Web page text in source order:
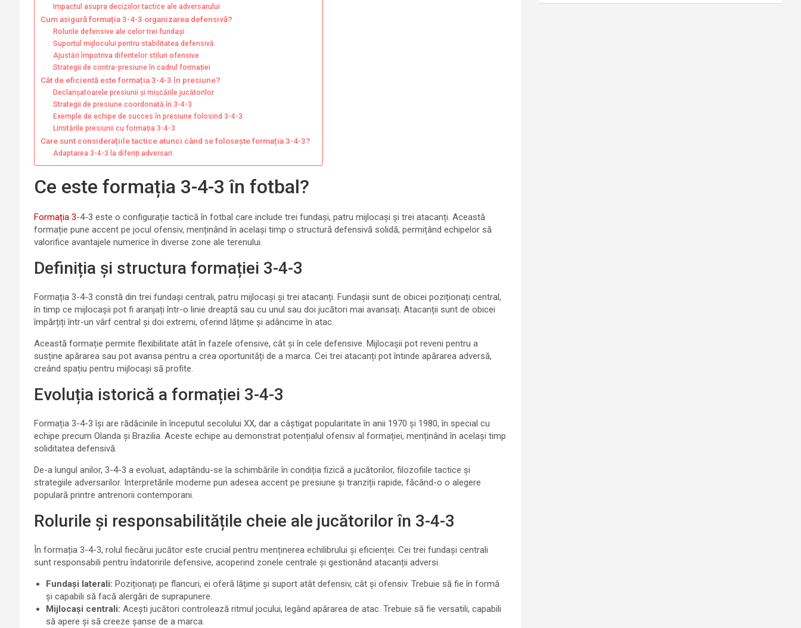
Impactul asupra deciziilor tactice ale adversarului
Cum asigură formația 3-4-3 organizarea defensivă?
Rolurile defensive ale celor trei fundași
Suportul mijlocului pentru stabilitatea defensivă
Ajustări împotriva diferitelor stiluri ofensive
Strategii de contra-presiune în cadrul formației
Cât de eficientă este formația 3-4-3 în presiune?
Declanșatoarele presiunii și mișcările jucătorilor
Strategii de presiune coordonată în 3-4-3
Exemple de echipe de succes în presiune folosind 3-4-3
Limitările presiunii cu formația 3-4-3
Care sunt considerațiile tactice atunci când se folosește formația 3-4-3?
Adaptarea 3-4-3 la diferiți adversari
Ce este formația 3-4-3 în fotbal?
Formația 3-4-3 este o configurație tactică în fotbal care include trei fundași, patru mijlocași și trei atacanți. Această
formație pune accent pe jocul ofensiv, menținând în același timp o structură defensivă solidă, permițând echipelor să
valorifice avantajele numerice în diverse zone ale terenului.
Definiția și structura formației 3-4-3
Formația 3-4-3 constă din trei fundași centrali, patru mijlocași și trei atacanți. Fundașii sunt de obicei poziționați central,
în timp ce mijlocașii pot fi aranjați într-o linie dreaptă sau cu unul sau doi jucători mai avansați. Atacanții sunt de obicei
împărțiți într-un vârf central și doi extremi, oferind lățime și adâncime în atac.
Această formație permite flexibilitate atât în fazele ofensive, cât și în cele defensive. Mijlocașii pot reveni pentru a
susține apărarea sau pot avansa pentru a crea oportunități de a marca. Cei trei atacanți pot întinde apărarea adversă,
creând spațiu pentru mijlocași să profite.
Evoluția istorică a formației 3-4-3
Formația 3-4-3 își are rădăcinile în începutul secolului XX, dar a câștigat popularitate în anii 1970 și 1980, în special cu
echipe precum Olanda și Brazilia. Aceste echipe au demonstrat potențialul ofensiv al formației, menținând în același timp
soliditatea defensivă.
De-a lungul anilor, 3-4-3 a evoluat, adaptându-se la schimbările în condiția fizică a jucătorilor, filozofiile tactice și
strategiile adversarilor. Interpretările moderne pun adesea accent pe presiune și tranziții rapide, făcând-o o alegere
populară printre antrenorii contemporani.
Rolurile și responsabilitățile cheie ale jucătorilor în 3-4-3
În formația 3-4-3, rolul fiecărui jucător este crucial pentru menținerea echilibrului și eficienței. Cei trei fundași centrali
sunt responsabili pentru îndatoririle defensive, acoperind zonele centrale și gestionând atacanții adversi.
Fundași laterali: Poziționați pe flancuri, ei oferă lățime și suport atât defensiv, cât și ofensiv. Trebuie să fie în formă
și capabili să facă alergări de suprapunere.
Mijlocași centrali: Acești jucători controlează ritmul jocului, legând apărarea de atac. Trebuie să fie versatili, capabili
să apere și să creeze șanse de a marca.